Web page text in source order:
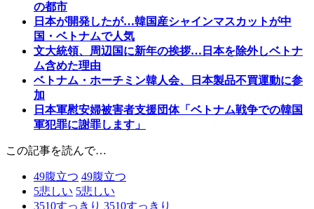
の都市
日本が開発したが…韓国産シャインマスカットが中
国・ベトナムで人気
文大統領、周辺国に新年の挨拶…日本を除外しベトナ
ム含めた理由
ベトナム・ホーチミン韓人会、日本製品不買運動に参
加
日本軍慰安婦被害者支援団体「ベトナム戦争での韓国
軍犯罪に謝罪します」
この記事を読んで…
49腹立つ 49腹立つ
5悲しい 5悲しい
3510すっきり 3510すっきり